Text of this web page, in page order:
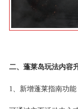
二、蓬莱岛玩法内容
1、新增蓬莱指南功能